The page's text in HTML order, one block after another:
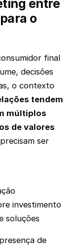
entre
o
final
decisões
o contexto
tendem
múltiplos
de valores
ser
investimento
soluções
de